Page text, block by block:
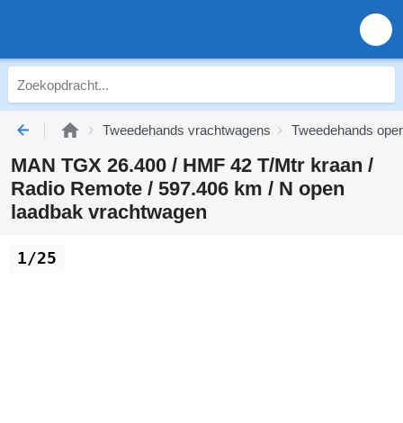
Tweedehands vrachtwagens Tweedehands
MAN TGX 26.400 / HMF 42 T/Mtr kraan /
Radio Remote / 597.406 km / N open
laadbak vrachtwagen
1/25